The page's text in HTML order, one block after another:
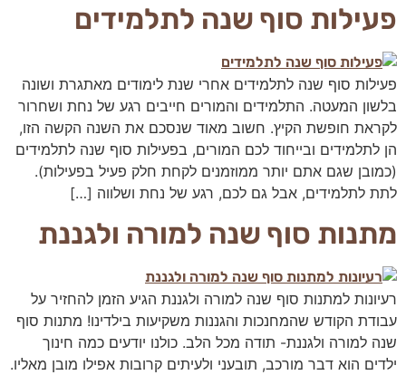
פעילות סוף שנה לתלמידים
פעילות סוף שנה לתלמידים אחרי שנת לימודים מאתגרת ושונה
בלשון המעטה. התלמידים והמורים חייבים רגע של נחת ושחרור
לקראת חופשת הקיץ. חשוב מאוד שנסכם את השנה הקשה הזו,
הן לתלמידים ובייחוד לכם המורים, בפעילות סוף שנה לתלמידים
(כמובן שגם אתם יותר ממוזמנים לקחת חלק פעיל בפעילות).
לתת לתלמידים, אבל גם לכם, רגע של נחת ושלווה […]
מתנות סוף שנה למורה ולגננת
רעיונות למתנות סוף שנה למורה ולגננת הגיע הזמן להחזיר על
עבודת הקודש שהמחנכות והגננות משקיעות בילדינו! מתנות סוף
שנה למורה ולגננת- תודה מכל הלב. כולנו יודעים כמה חינוך
ילדים הוא דבר מורכב, תובעני ולעיתים קרובות אפילו מובן מאליו.
כדי
שהאתר
בצורה
הטובה
הביקור
שלכם. אם
תבחרו לא
לאפשר
עוגיות אלה,
חלק
באתר לא
שיווק
שיתוף
תחומי